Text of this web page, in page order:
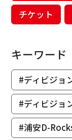
チケット
キーワード
#ディビジョ
#ディビジョ
#浦安D-